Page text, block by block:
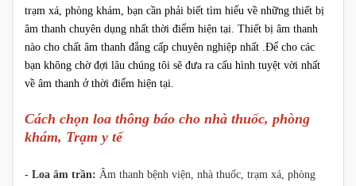
trạm xá, phòng khám, bạn cần phải biết tìm hiểu về những thiết bị
âm thanh chuyên dụng nhất thời điểm hiện tại. Thiết bị âm thanh
nào cho chất âm thanh đẳng cấp chuyên nghiệp nhất .Để cho các
bạn không chờ đợi lâu chúng tôi sẽ đưa ra cấu hình tuyệt vời nhất
về âm thanh ở thời điểm hiện tại.
Cách chọn loa thông báo cho nhà thuốc, phòng
khám, Trạm y tế
- Loa âm trần: Âm thanh bệnh viện, nhà thuốc, trạm xá, phòng